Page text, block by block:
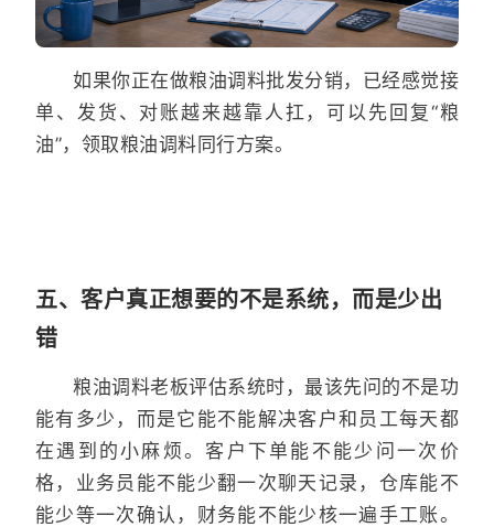
如果你正在做粮油调料批发分销，已经感觉接
单、发货、对账越来越靠人扛，可以先回复“粮
油”，领取粮油调料同行方案。
五、客户真正想要的不是系统，而是少出
错
粮油调料老板评估系统时，最该先问的不是功
能有多少，而是它能不能解决客户和员工每天都
在遇到的小麻烦。客户下单能不能少问一次价
格，业务员能不能少翻一次聊天记录，仓库能不
能少等一次确认，财务能不能少核一遍手工账。